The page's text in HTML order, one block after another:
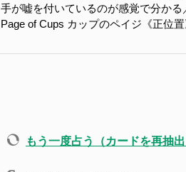
手が嘘を付いているのが感覚で分かる
Page of Cups カップのペイジ《正位置
もう一度占う（カードを再抽出